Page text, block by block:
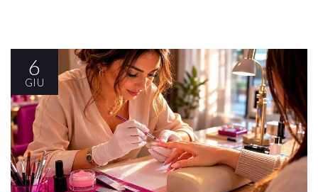
6
GIU